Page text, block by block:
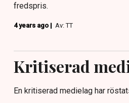
fredspris.
4 years ago | Av: TT
Kritiserad
En kritiserad medielag har